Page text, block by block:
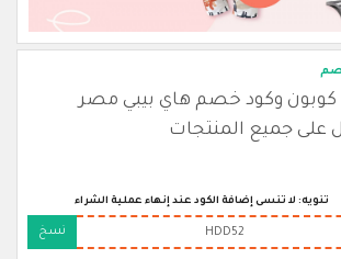
35% كوبون وكود خصم هاي بيبي مصر
على جميع المنتجات
تنويه: لا تنسى إضافة الكود عند إنهاء عملية الشراء
HDD52 نسخ